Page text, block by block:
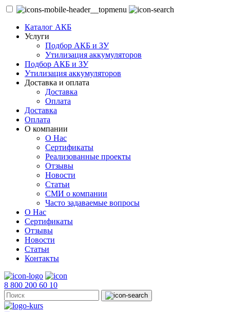
Каталог АКБ
Услуги
Подбор АКБ и ЗУ
Утилизация аккумуляторов
Подбор АКБ и ЗУ
Утилизация аккумуляторов
Доставка и оплата
Доставка
Оплата
Доставка
Оплата
О компании
О Нас
Сертификаты
Реализованные проекты
Отзывы
Новости
Статьи
СМИ о компании
Часто задаваемые вопросы
О Нас
Сертификаты
Отзывы
Новости
Статьи
Контакты
8 800 200 60 10